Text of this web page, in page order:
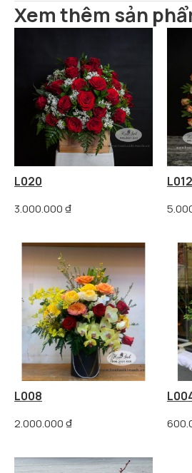
Xem thêm sản
L020
3.000.000₫
L012
L008
2.000.000₫